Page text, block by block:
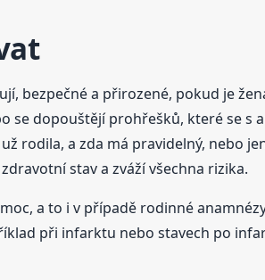
bezpečné a přirozené, pokud je
se dopouštějí prohřešků, které se s
rodila, a zda má pravidelný, nebo
stav a zváží všechna rizika.
a to i v případě rodinné
při infarktu nebo stavech po